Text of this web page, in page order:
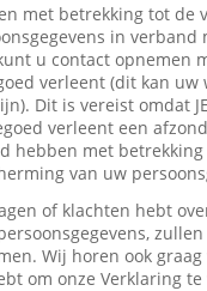
met betrekking tot de
in verband
u contact opnemen
verleent (dit kan uw
Dit is vereist omdat
verleent een
hebben met betrekking
van uw
of klachten hebt
Wij horen ook graag
om onze Verklaring